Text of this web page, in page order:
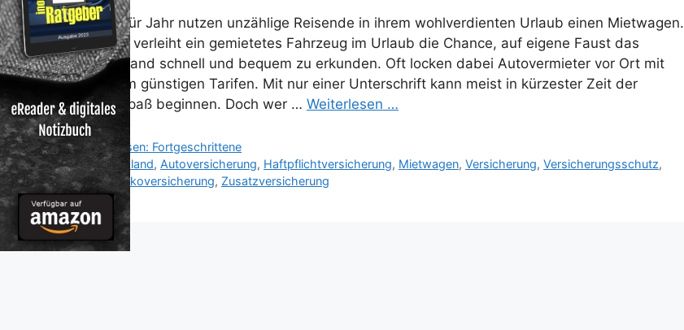
Jahr für Jahr nutzen unzählige Reisende in ihrem wohlverdienten Urlaub einen Mietwagen.
Dabei verleiht ein gemietetes Fahrzeug im Urlaub die Chance, auf eigene Faust das
Reiseland schnell und bequem zu erkunden. Oft locken dabei Autovermieter vor Ort mit
extrem günstigen Tarifen. Mit nur einer Unterschrift kann meist in kürzester Zeit der
Fahrspaß beginnen. Doch wer … Weiterlesen …
Kategorien
Reisen: Fortgeschrittene
Schlagwörter
Ausland, Autoversicherung, Haftpflichtversicherung, Mietwagen,Versicherung,Versicherungsschutz,
Vollkaskoversicherung, Zusatzversicherung